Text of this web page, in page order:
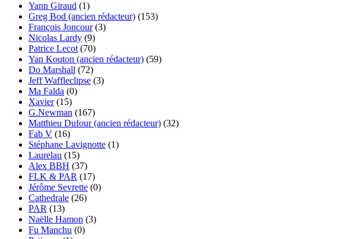
Yann Giraud (1)
Greg Bod (ancien rédacteur) (153)
François Joncour(3)
Nicolas Lardy (9)
Patrice Lecot (70)
Yan Kouton (ancien rédacteur) (59)
Do Marshall (72)
Jeff Waffleclipse (3)
Ma Falda (0)
Xavier(15)
G.Newman (167)
Matthieu Dufour (ancien rédacteur) (32)
Fab V (16)
Stéphane Lavignotte (1)
Laurelau (15)
Alex BBH (37)
FLK & PAR (17)
Jérôme Sevrette (0)
Cathedrale (26)
PAR (13)
Naëlle Hamon (3)
Fu Manchu (0)